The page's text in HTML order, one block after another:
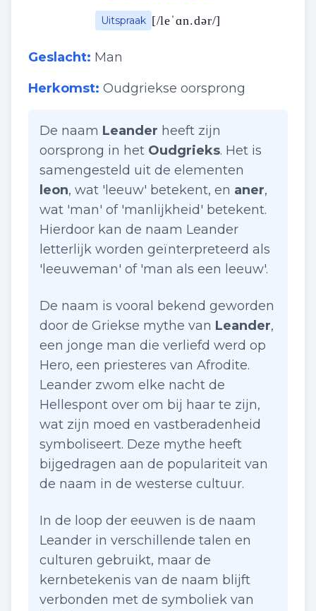
Uitspraak [/leˈɑn.dər/]
Geslacht: Man
Herkomst: Oudgriekse oorsprong
De naam Leander heeft zijn
oorsprong in het Oudgrieks. Het is
samengesteld uit de elementen
leon, wat 'leeuw' betekent, en aner,
wat 'man' of 'manlijkheid' betekent.
Hierdoor kan de naam Leander
letterlijk worden geïnterpreteerd als
'leeuweman' of 'man als een leeuw'.
De naam is vooral bekend geworden
door de Griekse mythe van Leander,
een jonge man die verliefd werd op
Hero, een priesteres van Afrodite.
Leander zwom elke nacht de
Hellespont over om bij haar te zijn,
wat zijn moed en vastberadenheid
symboliseert. Deze mythe heeft
bijgedragen aan de populariteit van
de naam in de westerse cultuur.
In de loop der eeuwen is de naam
Leander in verschillende talen en
culturen gebruikt, maar de
kernbetekenis van de naam blijft
verbonden met de symboliek van